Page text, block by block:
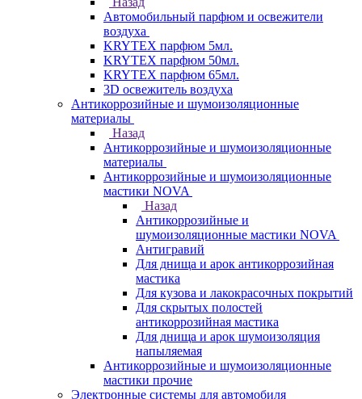
Автомобильный парфюм и освежители
воздуха
KRYTEX парфюм 5мл.
KRYTEX парфюм 50мл.
KRYTEX парфюм 65мл.
3D освежитель воздуха
Антикоррозийные и шумоизоляционные
материалы
Назад
Антикоррозийные и шумоизоляционные
материалы
Антикоррозийные и шумоизоляционные
мастики NOVA
Назад
Антикоррозийные и
шумоизоляционные мастики NOVA
Антигравий
Для днища и арок антикоррозийная
мастика
Для кузова и лакокрасочных покрытий
Для скрытых полостей
антикоррозийная мастика
Для днища и арок шумоизоляция
напыляемая
Антикоррозийные и шумоизоляционные
мастики прочие
Электронные системы для автомобиля